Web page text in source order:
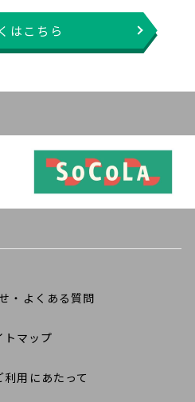
はこちら
・よくある質問
トマップ
利用にあたって